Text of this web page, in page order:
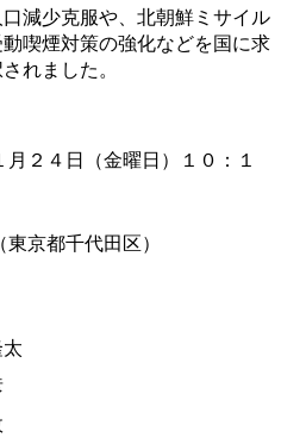
減少克服や、 北朝鮮ミサイル
喫煙対策の強化などを国に求
れました。
２４日（金曜日）１０：１
京都千代田区）